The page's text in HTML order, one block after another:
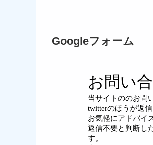
Googleフォーム